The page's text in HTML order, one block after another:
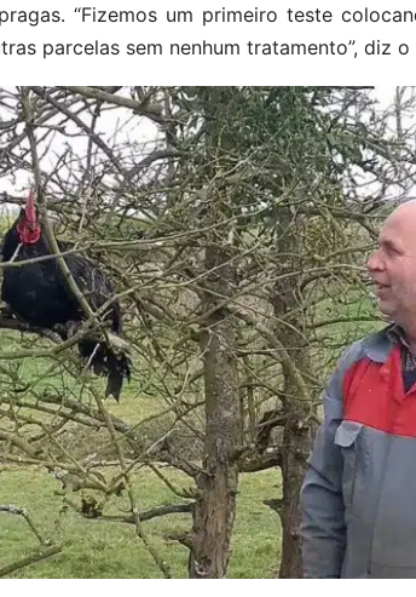
“Fizemos um primeiro teste
parcelas sem nenhum tratamento”, diz